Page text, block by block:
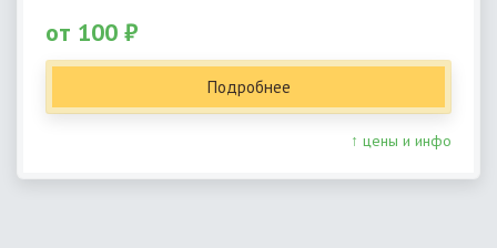
от 100 ₽
Подробнее
↑ цены и инфо